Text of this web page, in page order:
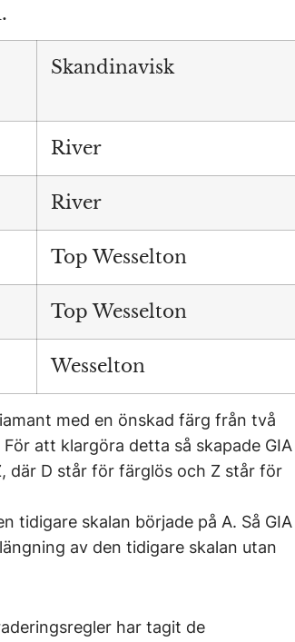
Skandinavisk
River
River
Top Wesselton
Top Wesselton
Wesselton
med en önskad färg från två
att klargöra detta så skapade GIA
där D står för färglös och Z står för
tidigare skalan började på A. Så GIA
av den tidigare skalan utan
har tagit de